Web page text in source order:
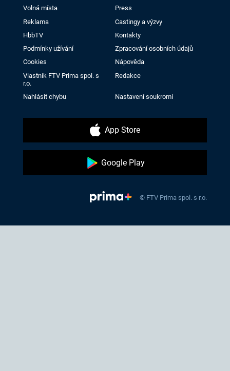
Volná místa
Press
Reklama
Castingy a výzvy
HbbTV
Kontakty
Podmínky užívání
Zpracování osobních údajů
Cookies
Nápověda
Vlastník FTV Prima spol. s
r.o.
Redakce
Nahlásit chybu Nastavení soukromí
App Store
Google Play
© FTV Prima spol. s r.o.